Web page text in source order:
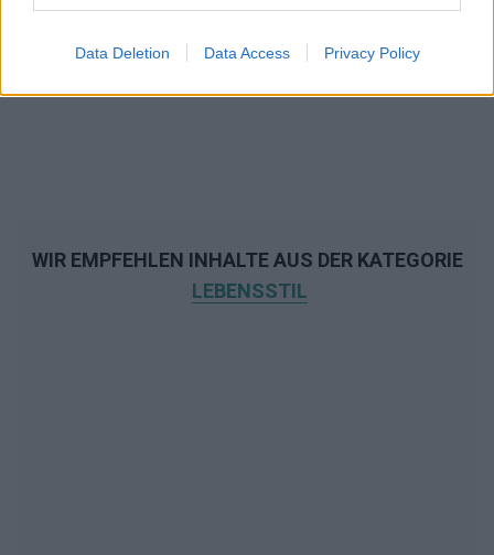
Data Deletion Data Access Privacy Policy
WIR EMPFEHLEN INHALTE AUS DER KATEGORIE
LEBENSSTIL